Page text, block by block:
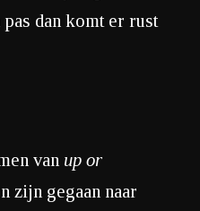
dan komt er rust
van up or
zijn gegaan naar